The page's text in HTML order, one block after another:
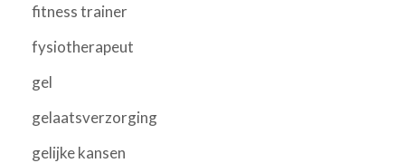
fitness trainer
fysiotherapeut
gel
gelaatsverzorging
gelijke kansen